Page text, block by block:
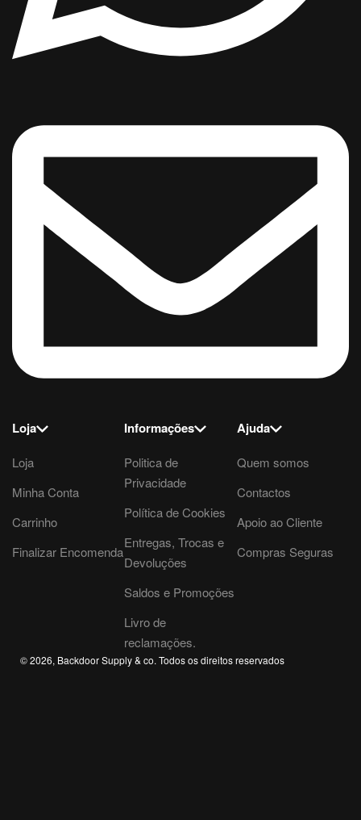
Loja
Loja
Minha Conta
Carrinho
Finalizar Encomenda
Informações
Politica de
Privacidade
Política de Cookies
Entregas, Trocas e
Devoluções
Saldos e Promoções
Livro de
reclamações.
Ajuda
Quem somos
Contactos
Apoio ao Cliente
Compras Seguras
© 2026, Backdoor Supply & co. Todos os direitos reservados